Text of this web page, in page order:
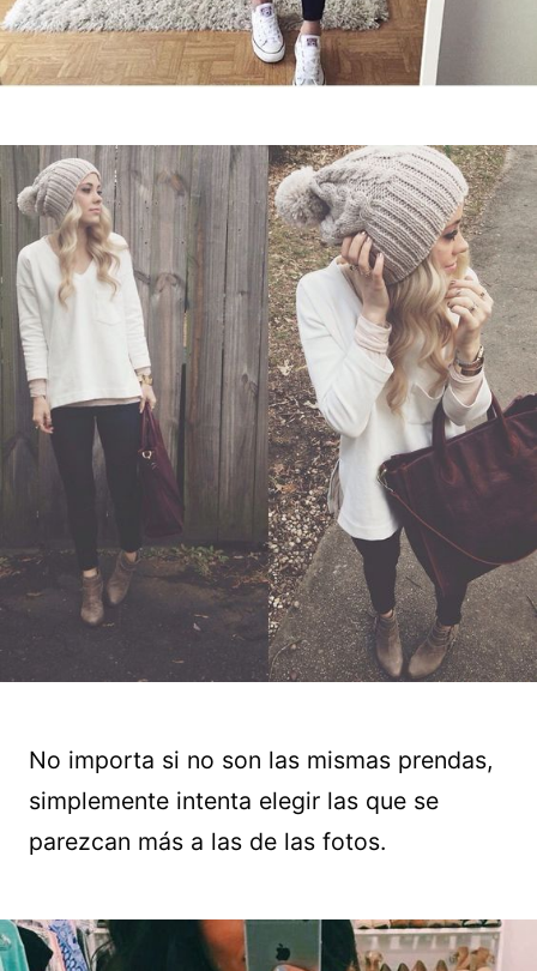
No importa si no son las mismas prendas,
simplemente intenta elegir las que se
parezcan más a las de las fotos.